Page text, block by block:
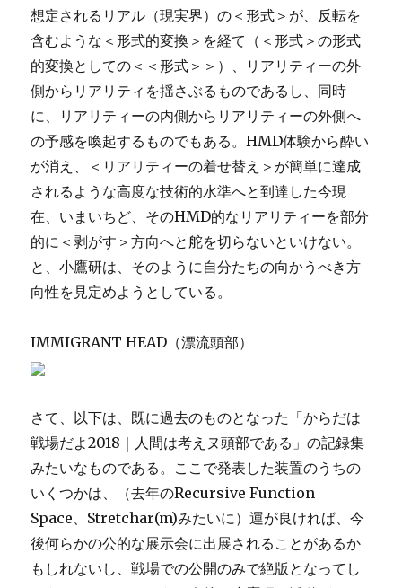
想定されるリアル（現実界）の＜形式＞が、反転を
含むような＜形式的変換＞を経て（＜形式＞の形式
的変換としての＜＜形式＞＞）、リアリティーの外
側からリアリティを揺さぶるものであるし、同時
に、リアリティーの内側からリアリティーの外側へ
の予感を喚起するものでもある。HMD体験から酔い
が消え、＜リアリティーの着せ替え＞が簡単に達成
されるような高度な技術的水準へと到達した今現
在、いまいちど、そのHMD的なリアリティーを部分
的に＜剥がす＞方向へと舵を切らないといけない。
と、小鷹研は、そのように自分たちの向かうべき方
向性を見定めようとしている。
IMMIGRANT HEAD（漂流頭部）
さて、以下は、既に過去のものとなった「からだは
戦場だよ2018｜人間は考えヌ頭部である」の記録集
みたいなものである。ここで発表した装置のうちの
いくつかは、（去年のRecursive Function
Space、Stretchar(m)みたいに）運が良ければ、今
後何らかの公的な展示会に出展されることがあるか
もしれないし、戦場での公開のみで絶版となってし